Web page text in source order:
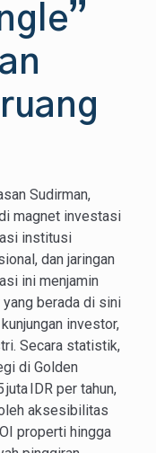
Sudirman,
magnet investasi
institusi
dan jaringan
ini menjamin
berada di sini
investor,
Secara statistik,
di Golden
IDR per tahun,
aksesibilitas
properti hingga